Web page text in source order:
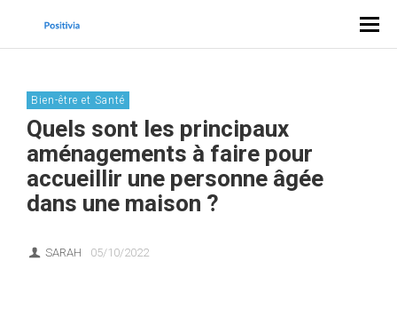
Bien-être et Santé
Quels sont les principaux
aménagements à faire pour
accueillir une personne âgée
dans une maison ?
SARAH 05/10/2022